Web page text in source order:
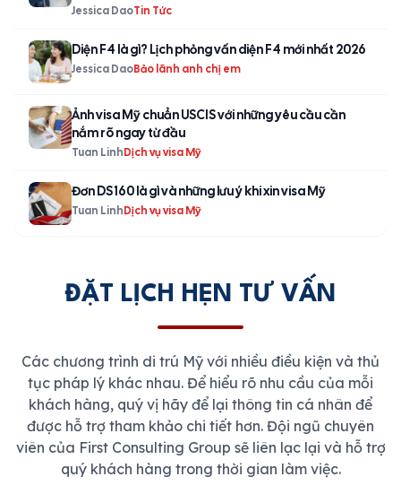
Jessica DaoTin Tức
Diện F4 là gì? Lịch phỏng vấn diện F4 mới nhất 2026
Jessica DaoBảo lãnh anh chị em
Ảnh visa Mỹ chuẩn USCIS với những yêu cầu cần
nắm rõ ngay từ đầu
Tuan LinhDịch vụ visa Mỹ
Đơn DS 160 là gì và những lưu ý khi xin visa Mỹ
Tuan LinhDịch vụ visa Mỹ
ĐẶT LỊCH HẸN TƯ VẤN
Các chương trình di trú Mỹ với nhiều điều kiện và thủ
tục pháp lý khác nhau. Để hiểu rõ nhu cầu của mỗi
khách hàng, quý vị hãy để lại thông tin cá nhân để
được hỗ trợ tham khảo chi tiết hơn. Đội ngũ chuyên
viên của First Consulting Group sẽ liên lạc lại và hỗ trợ
quý khách hàng trong thời gian làm việc.